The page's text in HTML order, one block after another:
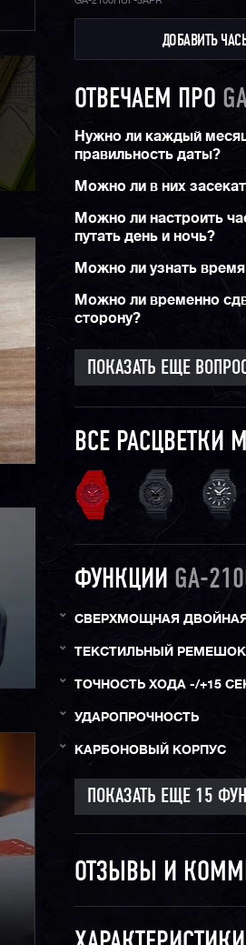
ремешка, теперь его смена
секунд.
Конечно же, не стоит
джишоков водозащиту в 200
функцию складывания
информации с дисплеев, а
подсветку циферблата и
ДОБАВИТЬ
ОТВЕЧАЕМ ПРО
Нужно ли каждый
правильность даты?
Можно ли в них
Можно ли настроить
путать день и ночь?
Можно ли узнать время
Можно ли временно
сторону?
ПОКАЗАТЬ ЕЩЕ
ВСЕ РАСЦВЕТКИ
ФУНКЦИИ GA-
СВЕРХМОЩНАЯ
ТЕКСТИЛЬНЫЙ РЕМЕШОК
ТОЧНОСТЬ ХОДА -/+15
УДАРОПРОЧНОСТЬ
КАРБОНОВЫЙ КОРПУС
ОТЗЫВЫ И